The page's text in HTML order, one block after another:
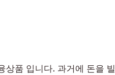
상품 입니다. 과거에 돈을 빌